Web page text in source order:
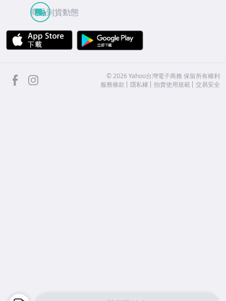
商品到貨動態
APP Store
facebook ©2026 Yahoo台灣電子商務 保留所有權利
服務條款
隱私權 拍賣使用規範 交易安全